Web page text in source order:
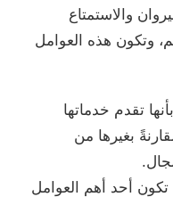
والاستمتاع
وتكون هذه العوامل
تقدم خدماتها
بغيرها من
تكون أحد أهم العوامل